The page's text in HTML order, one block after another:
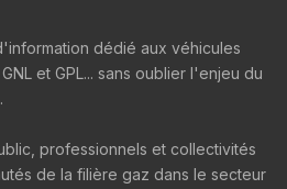
dédié aux véhicules
et GPL... sans oublier l'enjeu du
professionnels et collectivités
de la filière gaz dans le secteur